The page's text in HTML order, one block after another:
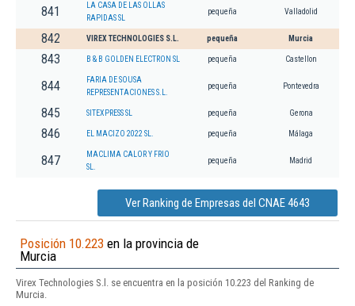
841
LA CASA DE LAS OLLAS
RAPIDAS SL
pequeña Valladolid
842 VIREX TECHNOLOGIES S.L. pequeña Murcia
843 B & B GOLDEN ELECTRON SL pequeña Castellon
844
FARIA DE SOUSA
REPRESENTACIONES S.L.
pequeña Pontevedra
845 SITEXPRESS SL pequeña Gerona
846 EL MACIZO 2022 SL. pequeña Málaga
847
MACLIMA CALOR Y FRIO
SL.
pequeña Madrid
Ver Ranking de Empresas del CNAE 4643
Posición 10.223 en la provincia de
Murcia
Virex Technologies S.l. se encuentra en la posición 10.223 del Ranking de
Murcia.